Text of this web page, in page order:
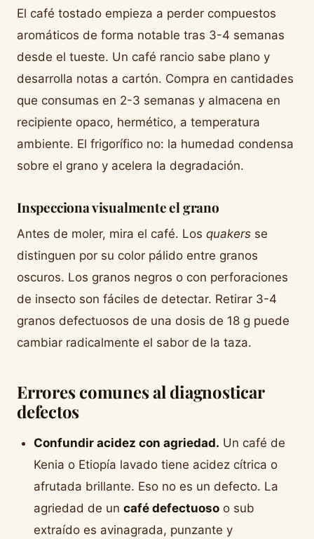
El café tostado empieza a perder compuestos
aromáticos de forma notable tras 3-4 semanas
desde el tueste. Un café rancio sabe plano y
desarrolla notas a cartón. Compra en cantidades
que consumas en 2-3 semanas y almacena en
recipiente opaco, hermético, a temperatura
ambiente. El frigorífico no: la humedad condensa
sobre el grano y acelera la degradación.
Inspecciona visualmente el grano
Antes de moler, mira el café. Los quakers se
distinguen por su color pálido entre granos
oscuros. Los granos negros o con perforaciones
de insecto son fáciles de detectar. Retirar 3-4
granos defectuosos de una dosis de 18 g puede
cambiar radicalmente el sabor de la taza.
Errores comunes al diagnosticar
defectos
Confundir acidez con agriedad. Un café de
Kenia o Etiopía lavado tiene acidez cítrica o
afrutada brillante. Eso no es un defecto. La
agriedad de un café defectuoso o sub
extraído es avinagrada, punzante y